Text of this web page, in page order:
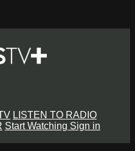
LISTEN TO RADIO
Start Watching Sign in